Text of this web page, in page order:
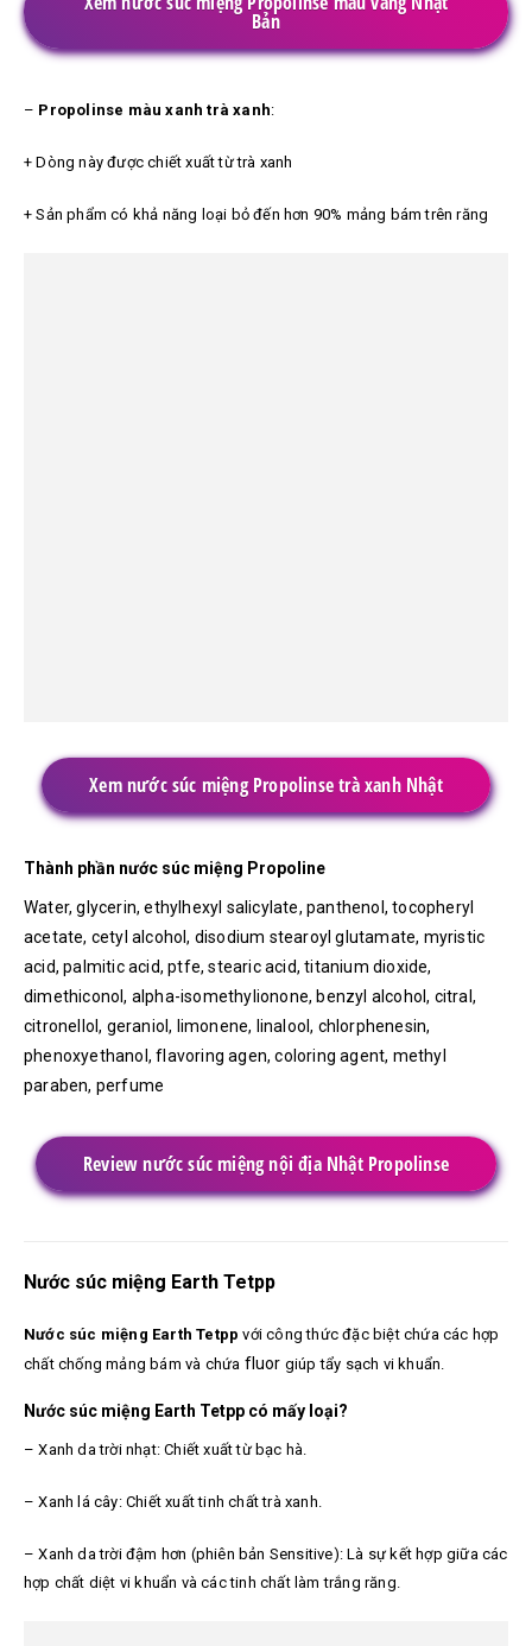
Bản
– Propolinse màu xanh trà xanh:
+ Dòng này được chiết xuất từ trà xanh
+ Sản phẩm có khả năng loại bỏ đến hơn 90% mảng bám trên răng
Xem nước súc miệng Propolinse trà xanh Nhật
Thành phần nước súc miệng Propoline
Water, glycerin, ethylhexyl salicylate, panthenol, tocopheryl
acetate, cetyl alcohol, disodium stearoyl glutamate, myristic
acid, palmitic acid, ptfe, stearic acid, titanium dioxide,
dimethiconol, alpha-isomethylionone, benzyl alcohol, citral,
citronellol, geraniol, limonene, linalool, chlorphenesin,
phenoxyethanol, flavoring agen, coloring agent, methyl
paraben, perfume
Review nước súc miệng nội địa Nhật Propolinse
Nước súc miệng Earth Tetpp
Nước súc miệng Earth Tetpp với công thức đặc biệt chứa các hợp
chất chống mảng bám và chứa fluor giúp tẩy sạch vi khuẩn.
Nước súc miệng Earth Tetpp có mấy loại?
– Xanh da trời nhạt: Chiết xuất từ bạc hà.
– Xanh lá cây: Chiết xuất tinh chất trà xanh.
– Xanh da trời đậm hơn (phiên bản Sensitive): Là sự kết hợp giữa các
hợp chất diệt vi khuẩn và các tinh chất làm trắng răng.